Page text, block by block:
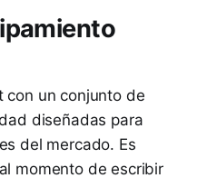
con un conjunto de
diseñadas para
del mercado. Es
momento de escribir